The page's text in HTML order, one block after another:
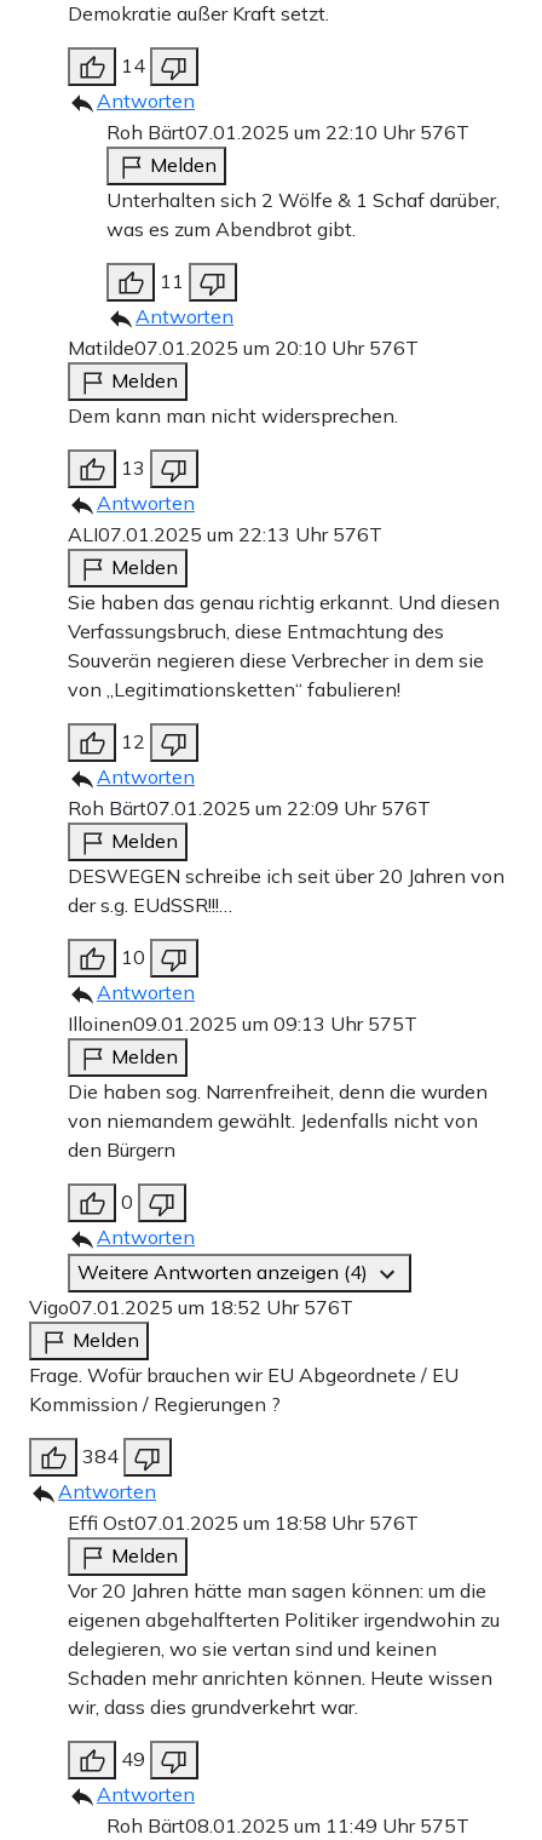
Demokratie außer Kraft setzt.
14
Antworten
Roh Bärt07.01.2025 um 22:10 Uhr 576T
Melden
Unterhalten sich 2 Wölfe & 1 Schaf darüber,
was es zum Abendbrot gibt.
11
Antworten
Matilde07.01.2025 um 20:10 Uhr 576T
Melden
Dem kann man nicht widersprechen.
13
Antworten
ALI07.01.2025 um 22:13 Uhr 576T
Melden
Sie haben das genau richtig erkannt. Und diesen
Verfassungsbruch, diese Entmachtung des
Souverän negieren diese Verbrecher in dem sie
von „Legitimationsketten“ fabulieren!
12
Antworten
Roh Bärt07.01.2025 um 22:09 Uhr 576T
Melden
DESWEGEN schreibe ich seit über 20 Jahren von
der s.g. EUdSSR!!!…
10
Antworten
Illoinen09.01.2025 um 09:13 Uhr 575T
Melden
Die haben sog. Narrenfreiheit, denn die wurden
von niemandem gewählt. Jedenfalls nicht von
den Bürgern
0
Antworten
Weitere Antworten anzeigen (4)
Vigo07.01.2025 um 18:52 Uhr 576T
Melden
Frage. Wofür brauchen wir EU Abgeordnete / EU
Kommission / Regierungen ?
384
Antworten
Effi Ost07.01.2025 um 18:58 Uhr 576T
Melden
Vor 20 Jahren hätte man sagen können: um die
eigenen abgehalfterten Politiker irgendwohin zu
delegieren, wo sie vertan sind und keinen
Schaden mehr anrichten können. Heute wissen
wir, dass dies grundverkehrt war.
49
Antworten
Roh Bärt08.01.2025 um 11:49 Uhr 575T